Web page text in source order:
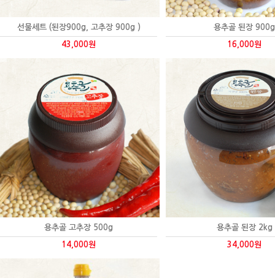
선물세트 (된장900g, 고추장 900g )
43,000원
용추골 된장 900g
16,000원
용추골 고추장 500g
14,000원
용추골 된장 2kg
34,000원